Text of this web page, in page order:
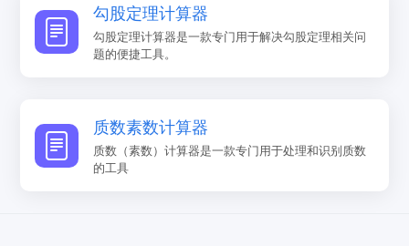
勾股定理计算器
勾股定理计算器是一款专门用于解决勾股定理相关问
题的便捷工具。
质数素数计算器
质数（素数）计算器是一款专门用于处理和识别质数
的工具